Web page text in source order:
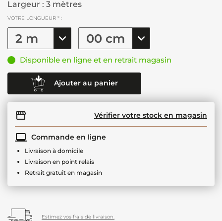
Largeur : 3 mètres
VOTRE LONGUEUR * :
Disponible en ligne et en retrait magasin
Ajouter au panier
Vérifier votre stock en magasin
Commande en ligne
Livraison à domicile
Livraison en point relais
Retrait gratuit en magasin
Estimez vos frais de livraison.